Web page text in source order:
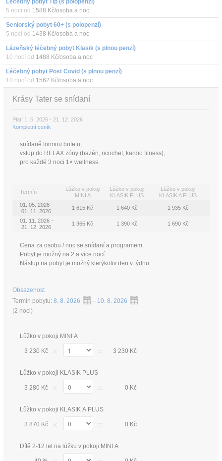
Léčebný pobyt Tip (s polopenzí)
5 nocí od 1588 Kč/osoba a noc
Seniorský pobyt 60+ (s polopenzí)
5 nocí od 1438 Kč/osoba a noc
Lázeňský léčebný pobyt Klasik (s plnou penzí)
10 nocí od 1488 Kč/osoba a noc
Léčebný pobyt Post Covid (s plnou penzí)
10 nocí od 1562 Kč/osoba a noc
Krásy Tater se snídaní
Platí 1. 5. 2026 - 21. 12. 2026
Kompletní ceník
snídaně formou bufetu,
vstup do RELAX zóny (bazén, ricochet, kardio fitness),
pro každé 3 noci 1× wellness.
Termín
Lůžko v pokoji
MINI A
Lůžko v pokoji
KLASIK PLUS
Lůžko v pokoji
KLASIK A PLUS
01. 05. 2026 –
01. 11. 2026
1 615 Kč 1 640 Kč 1 935 Kč
01. 11. 2026 –
21. 12. 2026
1 365 Kč 1 390 Kč 1 690 Kč
Cena za osobu / noc se snídaní a programem.
Pobyt je možný na 2 a více nocí.
Nástup na pobyt je možný kterýkoliv den v týdnu.
Obsazenost
Termín pobytu: 8. 8. 2026 – 10. 8. 2026
(2 noci)
Lůžko v pokoji MINI A
3 230 Kč 3 230 Kč
Lůžko v pokoji KLASIK PLUS
3 280 Kč 0 Kč
Lůžko v pokoji KLASIK A PLUS
3 870 Kč 0 Kč
Dítě 2-12 let na lůžku v pokoji MINI A